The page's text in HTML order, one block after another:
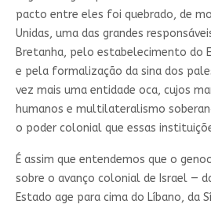
pacto entre eles foi quebrado, de
Unidas, uma das grandes
Bretanha, pelo estabelecimento do
e pela formalização da sina dos
vez mais uma entidade oca, cujos
humanos e multilateralismo
o poder colonial que essas
É assim que entendemos que o
sobre o avanço colonial de Israel —
Estado age para cima do Líbano, da